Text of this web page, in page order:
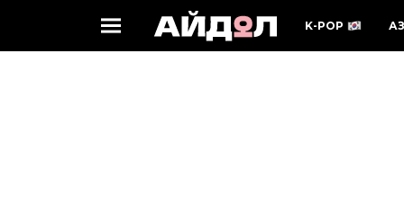
K-POP